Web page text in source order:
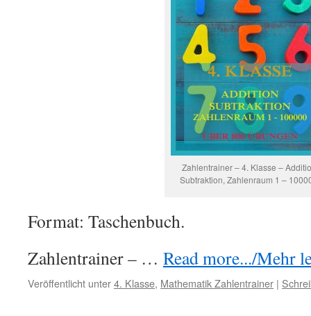
Zahlentrainer – 4. Klasse –
Subtraktion, Zahlenraum 1 –
Format: Taschenbuch.
Zahlentrainer – … Read more.../Mehr
Veröffentlicht unter4. Klasse, Mathematik Zahlentrainer |